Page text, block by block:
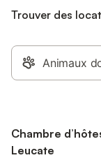
Trouver des
Animaux
Chambre
Leucate